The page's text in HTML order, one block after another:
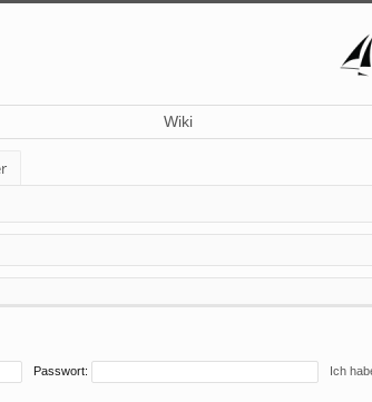
Wiki
Passwort: Ich